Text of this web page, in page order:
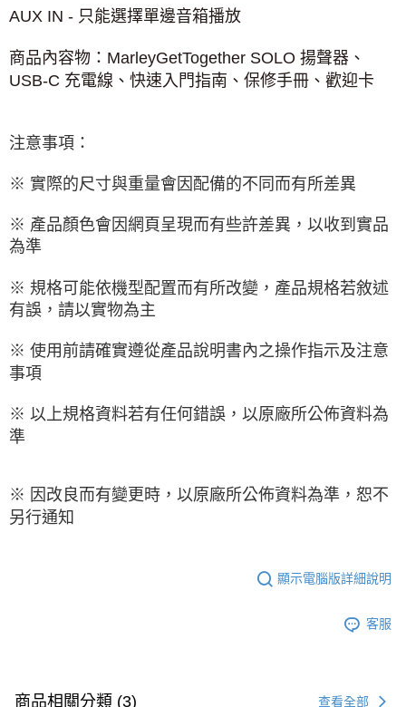
AUX IN - 只能選擇單邊音箱播放
商品內容物： MarleyGetTogether SOLO 揚聲器、
USB-C 充電線、快速入門指南、保修手冊、歡迎卡
注意事項：
※ 實際的尺寸與重量會因配備的不同而有所差異
※ 產品顏色會因網頁呈現而有些許差異，以收到實品
為準
※ 規格可能依機型配置而有所改變，產品規格若敘述
有誤，請以實物為主
※ 使用前請確實遵從產品說明書內之操作指示及注意
事項
※ 以上規格資料若有任何錯誤，以原廠所公佈資料為
準
※ 因改良而有變更時，以原廠所公佈資料為準，恕不
另行通知
顯示電腦版詳細說明
客服
商品相關分類 (3) 查看全部